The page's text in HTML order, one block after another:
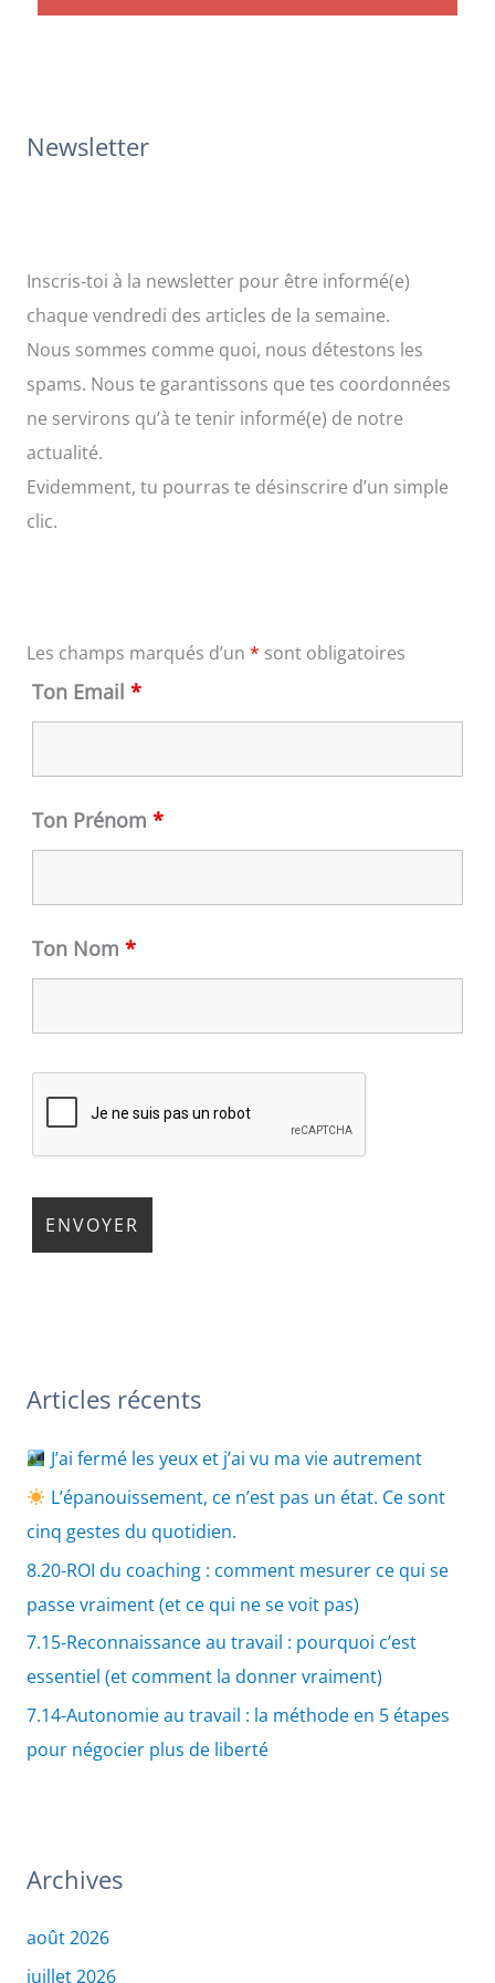
Newsletter
Inscris-toi à la newsletter pour être informé(e)
chaque vendredi des articles de la semaine.
Nous sommes comme quoi, nous détestons les
spams. Nous te garantissons que tes coordonnées
ne servirons qu’à te tenir informé(e) de notre
actualité.
Evidemment, tu pourras te désinscrire d’un simple
clic.
Les champs marqués d’un * sont obligatoires
Ton Email *
Ton Prénom *
Ton Nom *
Articles récents
J’ai fermé les yeux et j’ai vu ma vie autrement
L’épanouissement, ce n’est pas un état. Ce sont
cinq gestes du quotidien.
8.20-ROI du coaching : comment mesurer ce qui se
passe vraiment (et ce qui ne se voit pas)
7.15-Reconnaissance au travail : pourquoi c’est
essentiel (et comment la donner vraiment)
7.14-Autonomie au travail : la méthode en 5 étapes
pour négocier plus de liberté
Archives
août 2026
juillet 2026